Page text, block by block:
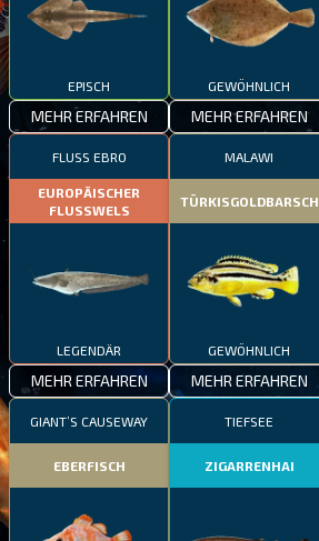
EPISCH
MEHR ERFAHREN
GEWÖHNLICH
MEHR ERFAHREN
FLUSS EBRO
EUROPÄISCHER
FLUSSWELS
LEGENDÄR
MEHR ERFAHREN
MALAWI
TÜRKISGOLDBARSCH
GEWÖHNLICH
MEHR ERFAHREN
GIANT’S CAUSEWAY
EBERFISCH
TIEFSEE
ZIGARRENHAI